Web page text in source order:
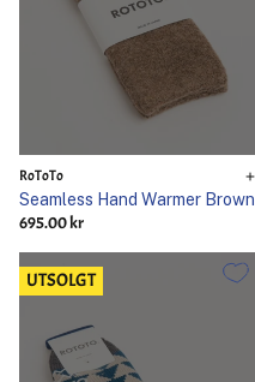
RoToTo
Seamless Hand Warmer Brown
695.00 kr
UTSOLGT